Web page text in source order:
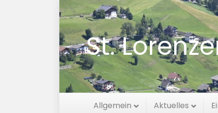
St.
Allgemein Aktuelles